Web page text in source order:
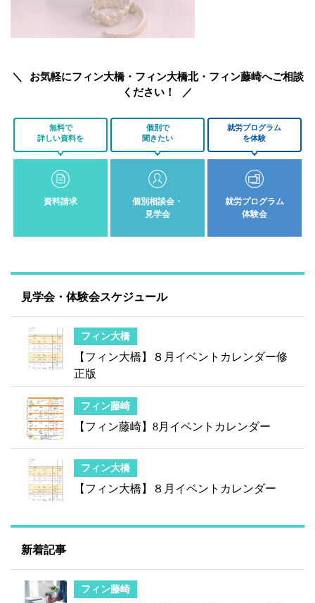
お気軽にフィン大橋・フィン大橋北・フィン藤崎へご相談
ください！
無料で
詳しい資料を
資料請求
個別で
聞きたい
個別相談会・
見学会
就労プログラム
を体験
就労プログラム
体験会
見学会・体験会スケジュール
フィン大橋
【フィン大橋】８月イベントカレンダー修
正版
フィン藤崎
【フィン藤崎】8月イベントカレンダー
フィン大橋
【フィン大橋】８月イベントカレンダー
新着記事
フィン藤崎